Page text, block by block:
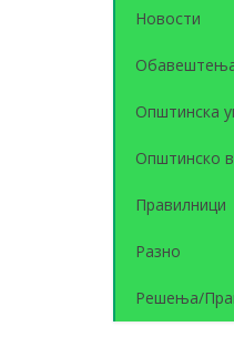
Новости
Општинска
Општинско
Правилници
Разно
Решења/